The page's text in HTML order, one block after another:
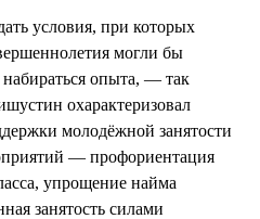
условия, при которых
могли бы
набираться опыта, — так
охарактеризовал
молодёжной занятости
— профориентация
упрощение найма
занятость силами